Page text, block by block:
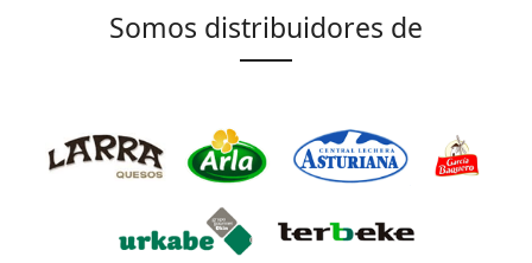
Somos distribuidores de